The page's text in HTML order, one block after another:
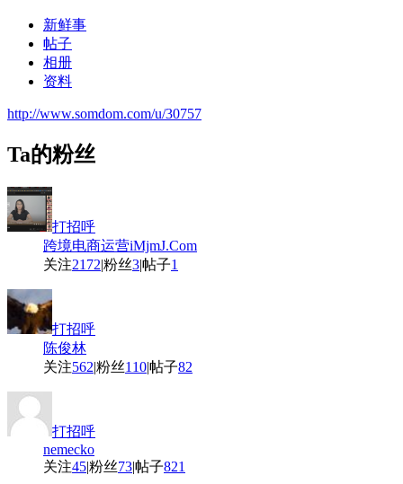
新鲜事
帖子
相册
资料
http://www.somdom.com/u/30757
Ta的粉丝
打招呼
跨境电商运营iMjmJ.Com
关注2172|粉丝3|帖子1
打招呼
陈俊林
关注562|粉丝110|帖子82
打招呼
nemecko
关注45|粉丝73|帖子821